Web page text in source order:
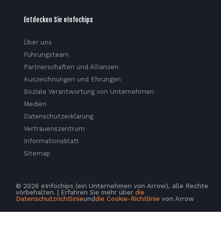
Entdecken Sie eInfochips
Über uns
Führungsteam
Partnerschaften und Allianzen
Auszeichnungen und Ehrungen
Soziale Verantwortung von Unternehmen
Medien
Datenschutzerklärung
Vertrauenszentrum
Informationsblatt
Sitemap
© 2026 eInfochips (ein Unternehmen von Arrow), alle Rechte
vorbehalten. | Erfahren Sie mehr überdie
Datenschutzrichtlinieunddie Cookie-Richtlinie von Arrow